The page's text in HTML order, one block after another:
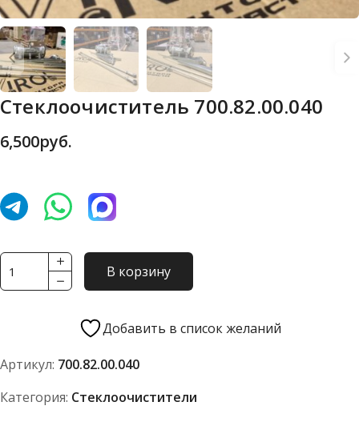
Стеклоочиститель 700.82.00.040
6,500руб.
Количество
товара
В корзину
Добавить в список желаний
Артикул: 700.82.00.040
Категория: Стеклоочистители